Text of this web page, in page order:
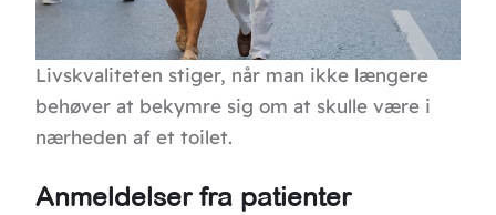
Livskvaliteten stiger, når man ikke længere
behøver at bekymre sig om at skulle være i
nærheden af et toilet.
Anmeldelser fra patienter